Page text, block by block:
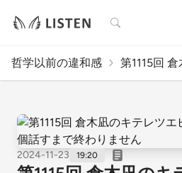
検索
哲学以前の違和感 第1115回
2024-11-23 19:20